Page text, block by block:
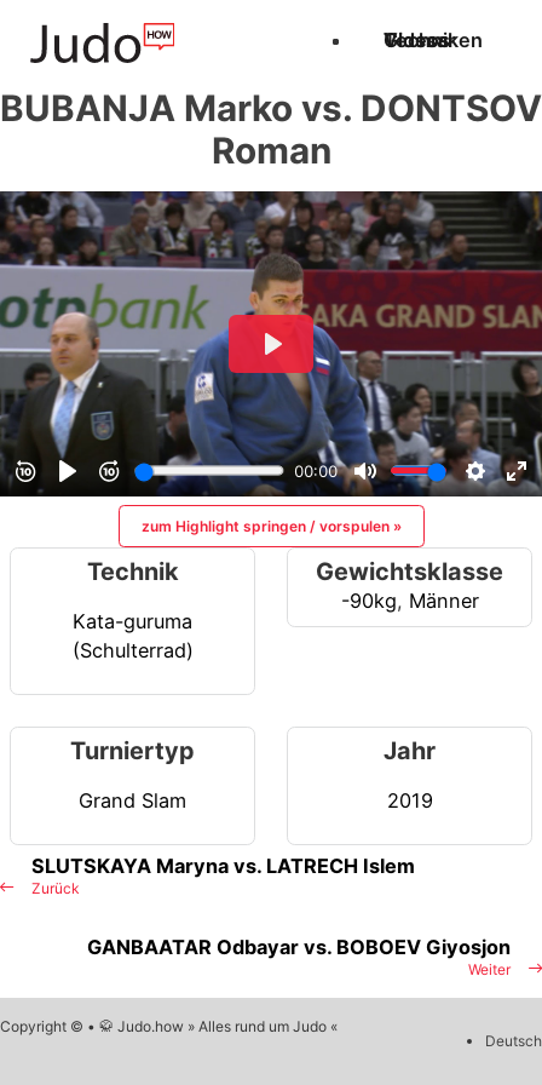
Techniken
Videos
Glossar
BUBANJA Marko vs. DONTSOV
Roman
zum Highlight springen / vorspulen »
Technik
Kata-guruma
(Schulterrad)
Gewichtsklasse
-90kg, Männer
Turniertyp
Grand Slam
Jahr
2019
Zurück
SLUTSKAYA Maryna vs. LATRECH Islem
Weiter
GANBAATAR Odbayar vs. BOBOEV Giyosjon
Copyright © • 🥋 Judo.how » Alles rund um Judo «
Deutsch